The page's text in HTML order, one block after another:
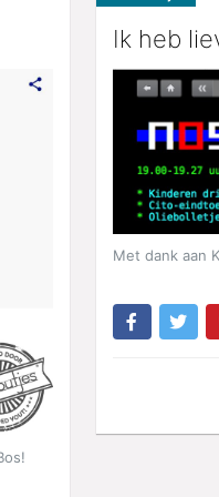
Ik heb
Met dank aan